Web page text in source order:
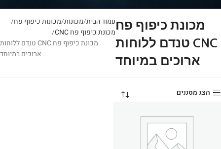
מכונת כיפוף פח
CNC טנדם ללוחות
ארוכים במיוחד
עמוד הבית מכונות מכונות כיפוף פח
מכונת כיפוף פח CNC
מכונת כיפוף פח CNC טנדם ללוחות
ארוכים במיוחד
הצג מסננים